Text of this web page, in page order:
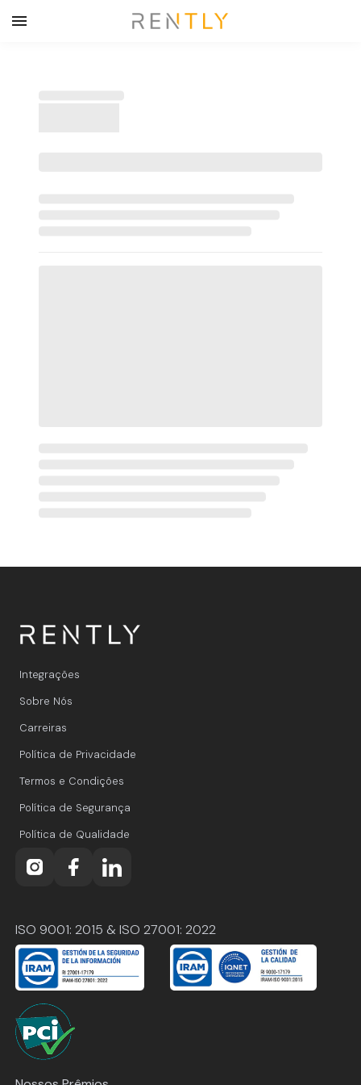
Integrações
Sobre Nós
Carreiras
Política de Privacidade
Termos e Condições
Política de Segurança
Política de Qualidade
ISO 9001: 2015 & ISO 27001: 2022